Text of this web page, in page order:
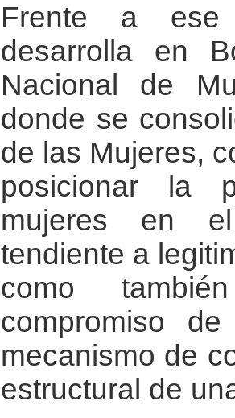
Frente a ese
desarrolla en
Nacional de
donde se
de las Mujeres,
posicionar la
mujeres en
tendiente a
como
compromiso
mecanismo de
estructural de